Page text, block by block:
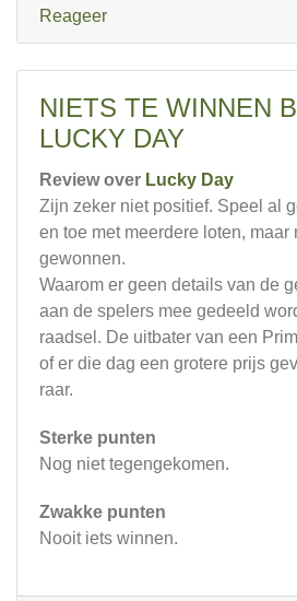
Reageer
NIETS TE WINNEN
LUCKY DAY
Review over Lucky Day
Zijn zeker niet positief. Speel al
en toe met meerdere loten, maar
gewonnen.
Waarom er geen details van de
aan de spelers mee gedeeld
raadsel. De uitbater van een
of er die dag een grotere prijs
raar.
Sterke punten
Nog niet tegengekomen.
Zwakke punten
Nooit iets winnen.